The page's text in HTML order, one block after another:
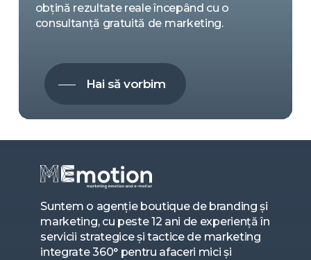
obțină rezultate reale începând cu o
consultanță gratuită de marketing.
Hai să vorbim
Suntem o agenție boutique de branding și
marketing, cu peste 12 ani de experiență în
servicii strategice și tactice de marketing
integrate 360° pentru afaceri mici și